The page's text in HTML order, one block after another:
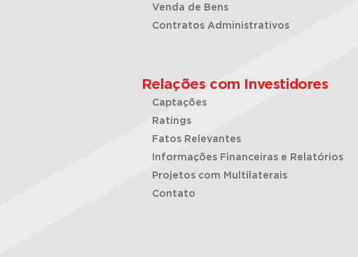
Venda de Bens
Contratos Administrativos
Relações com Investidores
Captações
Ratings
Fatos Relevantes
Informações Financeiras e Relatórios
Projetos com Multilaterais
Contato